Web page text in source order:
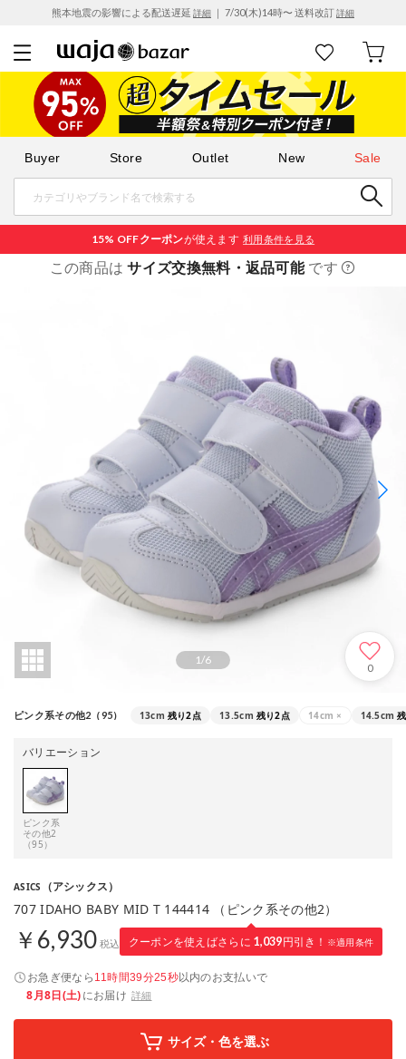
熊本地震の影響による配送遅延 詳細 ｜ 7/30(木)14時〜 送料改訂詳細
Buyer Store Outlet New Sale
15% OFFクーポンが使えます 利用条件を見る
この商品はサイズ交換無料・返品可能です
1/6
0
ピンク系その他2（95） 13cm 残り2点 13.5cm 残り2点 14cm × 14.5cm
バリエーション
ピンク系
その他2
（95）
ASICS （アシックス）
707 IDAHO BABY MID T 144414 （ピンク系その他2）
￥6,930 税込 クーポンを使えばさらに 1,039円引き！ ※適用条件
お急ぎ便なら 11時間39分24秒以内のお支払いで
8月8日(土)にお届け 詳細
サイズ・色を選ぶ